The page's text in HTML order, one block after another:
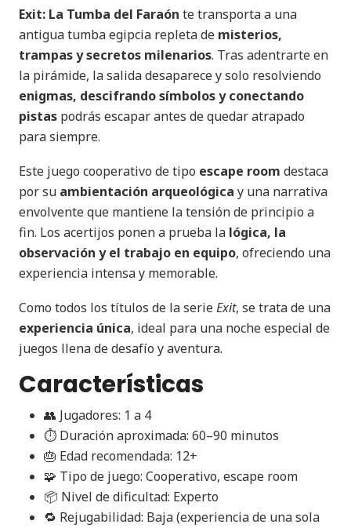
Exit: La Tumba del Faraón te transporta a una
antigua tumba egipcia repleta de misterios,
trampas y secretos milenarios. Tras adentrarte en
la pirámide, la salida desaparece y solo resolviendo
enigmas, descifrando símbolos y conectando
pistas podrás escapar antes de quedar atrapado
para siempre.
Este juego cooperativo de tipo escape room destaca
por su ambientación arqueológica y una narrativa
envolvente que mantiene la tensión de principio a
fin. Los acertijos ponen a prueba la lógica, la
observación y el trabajo en equipo, ofreciendo una
experiencia intensa y memorable.
Como todos los títulos de la serieExit, se trata de una
experiencia única, ideal para una noche especial de
juegos llena de desafío y aventura.
Características
👥 Jugadores: 1 a 4
⏱ Duración aproximada: 60–90 minutos
🎂 Edad recomendada: 12+
🧩 Tipo de juego: Cooperativo, escape room
📦 Nivel de dificultad: Experto
🔁 Rejugabilidad: Baja (experiencia de una sola